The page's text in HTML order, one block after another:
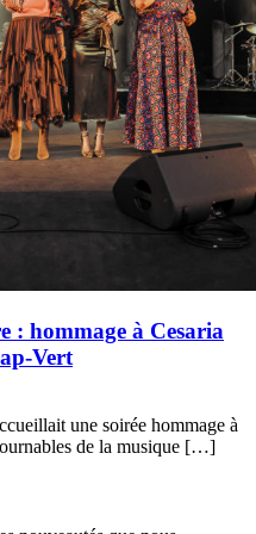
: hommage à Cesaria
Vert
une soirée hommage à
de la musique […]